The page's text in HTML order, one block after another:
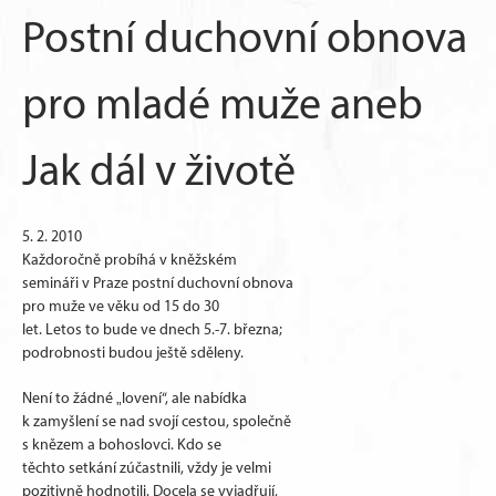
Postní duchovní obnova
pro mladé muže aneb
Jak dál v životě
5. 2. 2010
Každoročně probíhá v kněžském
semináři v Praze postní duchovní obnova
pro muže ve věku od 15 do 30
let. Letos to bude ve dnech 5.-7. března;
podrobnosti budou ještě sděleny.
Není to žádné „lovení“, ale nabídka
k zamyšlení se nad svojí cestou, společně
s knězem a bohoslovci. Kdo se
těchto setkání zúčastnili, vždy je velmi
pozitivně hodnotili. Docela se vyjadřují,